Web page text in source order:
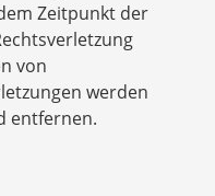
Zeitpunkt der
von
werden
entfernen.